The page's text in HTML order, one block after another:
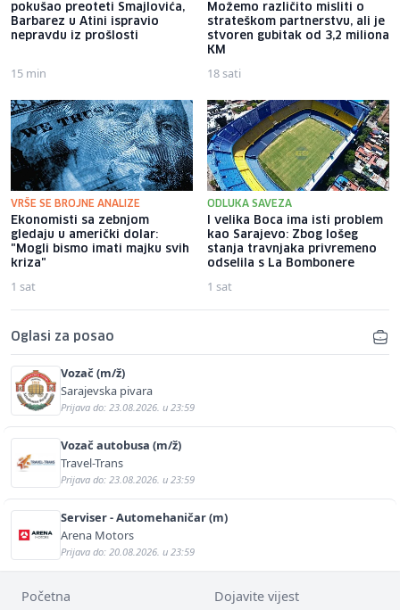
pokušao preoteti Smajlovića,
Barbarez u Atini ispravio
nepravdu iz prošlosti
15 min
Možemo različito misliti o
strateškom partnerstvu, ali je
stvoren gubitak od 3,2 miliona
KM
18 sati
VRŠE SE BROJNE ANALIZE
Ekonomisti sa zebnjom
gledaju u američki dolar:
"Mogli bismo imati majku svih
kriza"
1 sat
ODLUKA SAVEZA
I velika Boca ima isti problem
kao Sarajevo: Zbog lošeg
stanja travnjaka privremeno
odselila s La Bombonere
1 sat
Oglasi za posao
Vozač (m/ž)
Sarajevska pivara
Prijava do: 23.08.2026. u 23:59
Vozač autobusa (m/ž)
Travel-Trans
Prijava do: 23.08.2026. u 23:59
Serviser - Automehaničar (m)
Arena Motors
Prijava do: 20.08.2026. u 23:59
Početna Dojavite vijest